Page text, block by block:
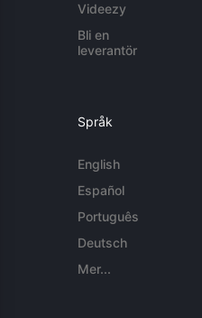
Videezy
Bli en
leverantör
Språk
English
Español
Português
Deutsch
Mer...